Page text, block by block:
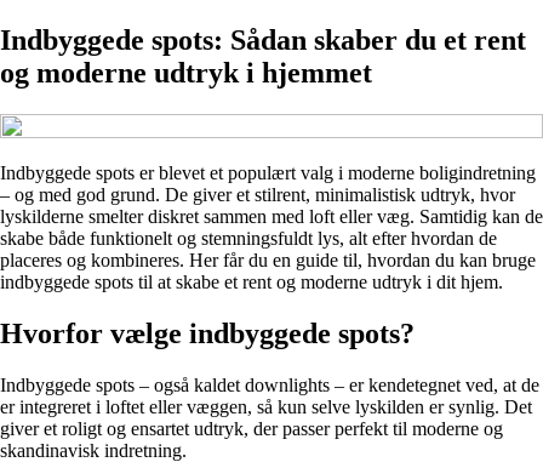
Indbyggede spots: Sådan skaber du et rent
og moderne udtryk i hjemmet
Indbyggede spots er blevet et populært valg i moderne boligindretning
– og med god grund. De giver et stilrent, minimalistisk udtryk, hvor
lyskilderne smelter diskret sammen med loft eller væg. Samtidig kan de
skabe både funktionelt og stemningsfuldt lys, alt efter hvordan de
placeres og kombineres. Her får du en guide til, hvordan du kan bruge
indbyggede spots til at skabe et rent og moderne udtryk i dit hjem.
Hvorfor vælge indbyggede spots?
Indbyggede spots – også kaldet downlights – er kendetegnet ved, at de
er integreret i loftet eller væggen, så kun selve lyskilden er synlig. Det
giver et roligt og ensartet udtryk, der passer perfekt til moderne og
skandinavisk indretning.